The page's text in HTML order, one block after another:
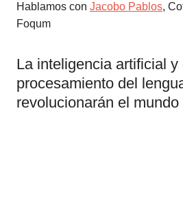
Hablamos con Jacobo Pablos,
Foqum
La inteligencia artificial y
procesamiento del
revolucionarán el